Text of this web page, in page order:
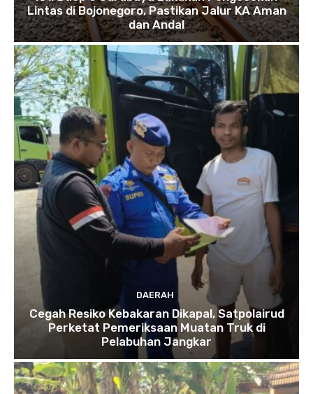
Lintas di Bojonegoro, Pastikan Jalur KA Aman
dan Andal
DAERAH
Cegah Resiko Kebakaran Dikapal, Satpolairud
Perketat Pemeriksaan Muatan Truk di
Pelabuhan Jangkar